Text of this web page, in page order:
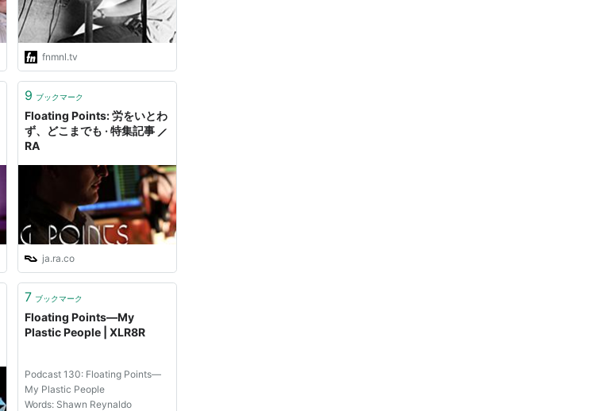
fnmnl.tv
9 ブックマーク
Floating Points: 労をいとわ
ず、どこまでも · 特集記事 ⟋
RA
ja.ra.co
7 ブックマーク
Floating Points—My
Plastic People | XLR8R
Podcast 130: Floating Points—
My Plastic People
Words: Shawn Reynaldo